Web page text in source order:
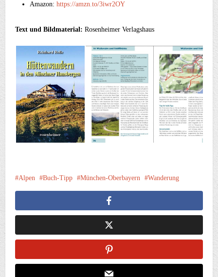
Amazon:https://amzn.to/3iwr2OY
Text und Bildmaterial: Rosenheimer Verlagshaus
Alpen Buch-Tipp München-Oberbayern Wanderung